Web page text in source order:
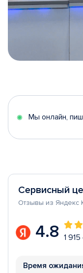
5
Мы онлайн,
Сервисный
Отзывы из Яндекс
4.8 1
Время